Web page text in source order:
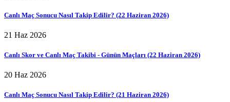
Canlı Maç Sonucu Nasıl Takip Edilir? (22 Haziran 2026)
21 Haz 2026
Canlı Skor ve Canlı Maç Takibi - Günün Maçları (22 Haziran 2026)
20 Haz 2026
Canlı Maç Sonucu Nasıl Takip Edilir? (21 Haziran 2026)